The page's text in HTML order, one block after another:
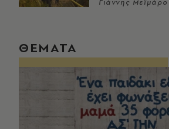
Γιάννης
ΘΕΜΑΤΑ